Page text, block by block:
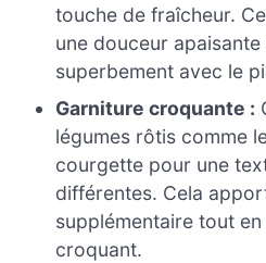
touche de fraîcheur.
une douceur
superbement avec le
Garniture croquante :
légumes rôtis comme
courgette pour une
différentes. Cela
supplémentaire tout
croquant.